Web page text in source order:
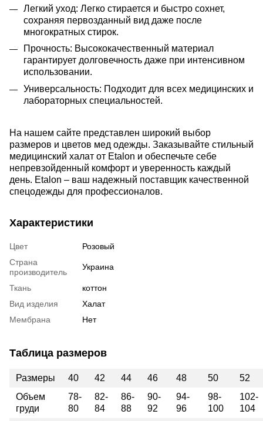
Легкий уход: Легко стирается и быстро сохнет,
сохраняя первозданный вид даже после
многократных стирок.
Прочность: Высококачественный материал
гарантирует долговечность даже при интенсивном
использовании.
Универсальность: Подходит для всех медицинских и
лабораторных специальностей.
На нашем сайте представлен широкий выбор
размеров и цветов мед одежды. Заказывайте стильный
медицинский халат от Etalon и обеспечьте себе
непревзойденный комфорт и уверенность каждый
день. Etalon – ваш надежный поставщик качественной
спецодежды для профессионалов.
Характеристики
Цвет
Розовый
Страна
производитель
Украина
Ткань
коттон
Вид изделия
Халат
Мембрана
Нет
Таблица размеров
Размеры 40 42 44 46 48 50
52
Объем
груди
78-
80
82-
84
86-
88
90-
92
94-
96
98-
100
102-
104